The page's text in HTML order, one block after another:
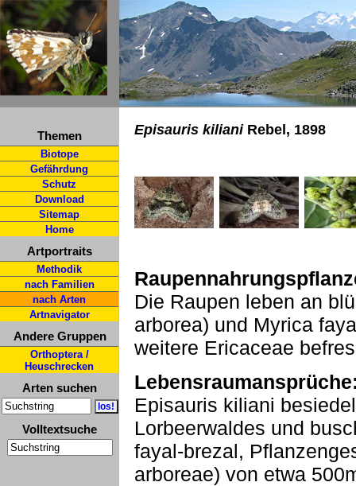
Themen
Biotope
Gefährdung
Schutz
Download
Sitemap
Home
Artportraits
Methodik
nach Familien
nach Arten
Artnavigator
Andere Gruppen
Orthoptera /
Heuschrecken
Arten suchen
Volltextsuche
Episauris kilianiRebel, 1898
Die Raupen leben an
arborea) und Myrica
weitere Ericaceae
Episauris kiliani
Lorbeerwaldes und
fayal-brezal,
arboreae) von etwa